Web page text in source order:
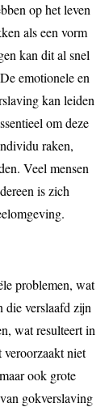
op het leven
als een vorm
kan dit al snel
emotionele en
kan leiden
om deze
raken,
Veel mensen
is zich
problemen, wat
die verslaafd zijn
wat resulteert in
niet
ook grote
gokverslaving